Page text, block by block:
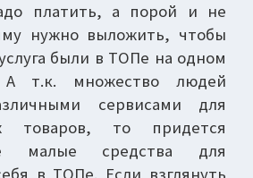
платить, а порой и не
нужно выложить, чтобы
были в ТОПе на одном
А т.к. множество людей
сервисами для
товаров, то придется
малые средства для